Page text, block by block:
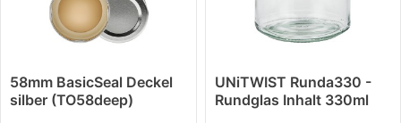
58mm BasicSeal Deckel
silber (TO58deep)
UNiTWIST Runda330 -
Rundglas Inhalt 330ml